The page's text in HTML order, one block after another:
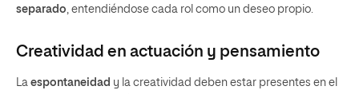
separado, entendiéndose cada rol como un deseo propio.
Creatividad en actuación y pensamiento
La espontaneidad y la creatividad deben estar presentes en el